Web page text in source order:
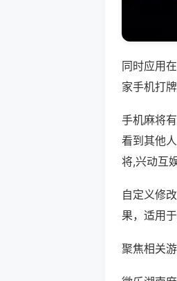
同时应用
家手机打
手机麻将
看到其他
将,兴动互
自定义修
果，适用
聚焦相关